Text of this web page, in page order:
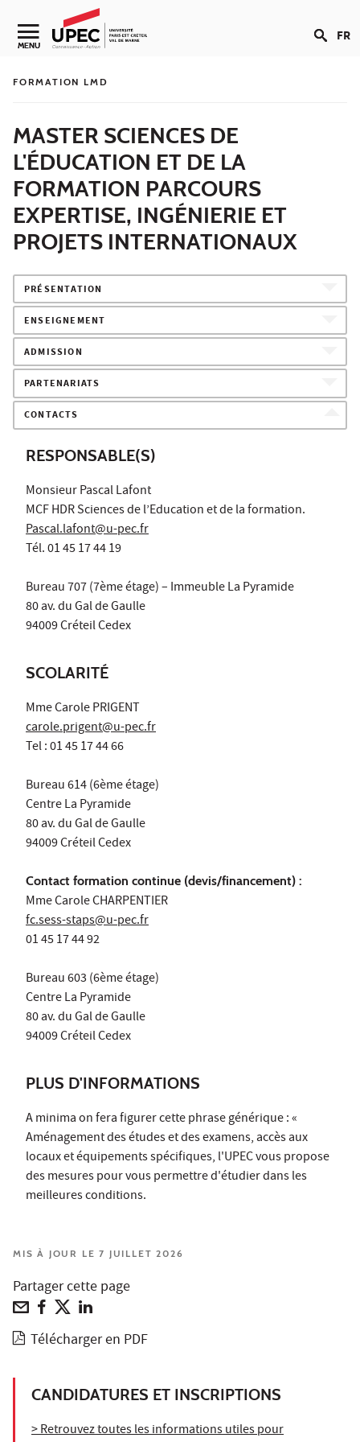
Aller au contenu
Navigation secondaire
MENU FR
FORMATION LMD
MASTER SCIENCES DE
L'ÉDUCATION ET DE LA
FORMATION PARCOURS
EXPERTISE, INGÉNIERIE ET
PROJETS INTERNATIONAUX
PRÉSENTATION
ENSEIGNEMENT
ADMISSION
PARTENARIATS
CONTACTS
RESPONSABLE(S)
Monsieur Pascal Lafont
MCF HDR Sciences de l’Education et de la formation.
Pascal.lafont@u-pec.fr
Tél. 01 45 17 44 19
Bureau 707 (7ème étage) – Immeuble La Pyramide
80 av. du Gal de Gaulle
94009 Créteil Cedex
SCOLARITÉ
Mme Carole PRIGENT
carole.prigent@u-pec.fr
Tel : 01 45 17 44 66
Bureau 614 (6ème étage)
Centre La Pyramide
80 av. du Gal de Gaulle
94009 Créteil Cedex
Contact formation continue (devis/financement) :
Mme Carole CHARPENTIER
fc.sess-staps@u-pec.fr
01 45 17 44 92
Bureau 603 (6ème étage)
Centre La Pyramide
80 av. du Gal de Gaulle
94009 Créteil Cedex
PLUS D'INFORMATIONS
A minima on fera figurer cette phrase générique : «
Aménagement des études et des examens, accès aux
locaux et équipements spécifiques, l'UPEC vous propose
des mesures pour vous permettre d'étudier dans les
meilleures conditions.
MIS À JOUR LE 7 JUILLET 2026
Partager cette page
Télécharger en PDF
CANDIDATURES ET INSCRIPTIONS
> Retrouvez toutes les informations utiles pour